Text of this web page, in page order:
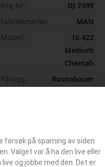
Reg Nr:
DJ 7499
Fabrikkmerke:
MAN
Modell:
16.422
Medium
Cheetah
Påbygg:
Rosenbauer
Historikk:
–
Vanntank:
–
forsøk på spaming av siden
Valget var å ha den live eller
og jobbe med den. Det er